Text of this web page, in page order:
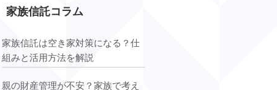
家族信託コラム
家族信託は空き家対策になる？仕
組みと活用方法を解説
親の財産管理が不安？家族で考え